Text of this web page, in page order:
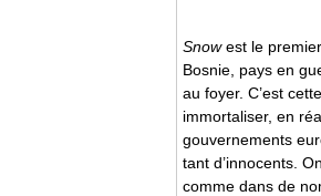
Snowest le
Bosnie, pays en
au foyer. C’est
immortaliser, en
gouvernements
tant d’innocents.
comme dans de